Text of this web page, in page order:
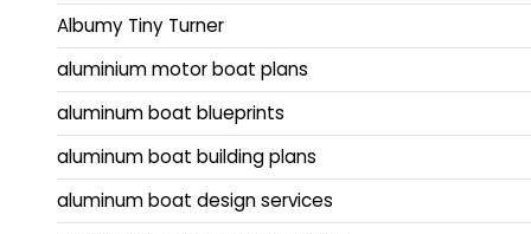
Albumy Tiny Turner
aluminium motor boat plans
aluminum boat blueprints
aluminum boat building plans
aluminum boat design services